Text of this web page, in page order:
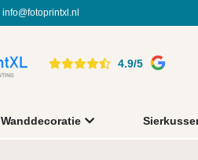
info@fotoprintxl.nl
4.9/5
Wanddecoratie